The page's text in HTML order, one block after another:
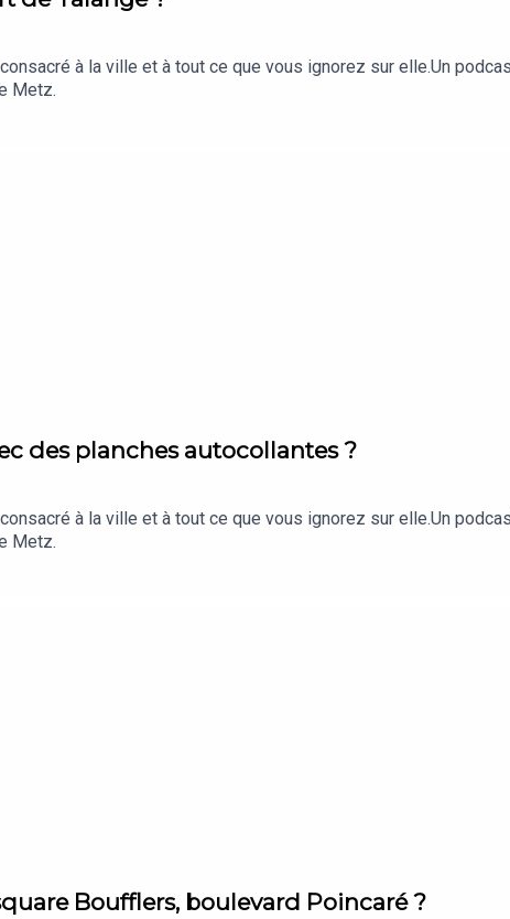
à la ville et à tout ce que vous ignorez sur elle.Un
Metz.
des planches autocollantes ?
à la ville et à tout ce que vous ignorez sur elle.Un
Metz.
Boufflers, boulevard Poincaré ?